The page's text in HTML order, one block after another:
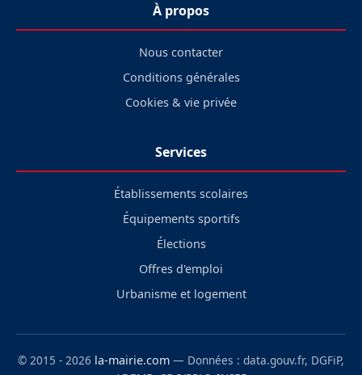
À propos
Nous contacter
Conditions générales
Cookies & vie privée
Services
Établissements scolaires
Équipements sportifs
Élections
Offres d'emploi
Urbanisme et logement
© 2015 - 2026 la-mairie.com — Données : data.gouv.fr, DGFiP,